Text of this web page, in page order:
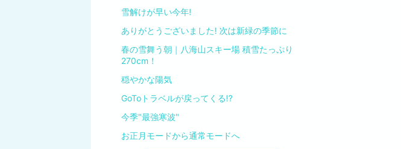
雪解けが早い今年!
ありがとうございました! 次は新緑の季節に
春の雪舞う朝｜八海山スキー場 積雪たっぷり
270cm！
穏やかな陽気
GoToトラベルが戻ってくる!?
今季"最強寒波"
お正月モードから通常モードへ